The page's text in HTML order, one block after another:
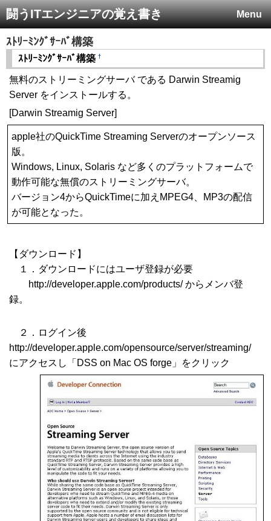
Menu
闘うITエンジニアの覚え書き
ｽﾄﾘｰﾐﾝｸﾞｻｰﾊﾞ構築
ｽﾄﾘｰﾐﾝｸﾞｻｰﾊﾞ構築 †
無料のストリーミングサーバ である Darwin Streamig
Server をインストールする。
[Darwin Streamig Server]
apple社のQuickTime Streaming Serverのオープンソース
版。
Windows, Linux, Solaris など多くのプラットフォームで
動作可能な無償のストリーミングサーバ。
バージョン4からQuickTimeに加えMPEG4、MP3の配信
が可能となった。
【ダウンロード】
１．ダウンロードにはユーザ登録が必要
http://developer.apple.com/products/ からメンバ登
録。
２．ログイン後
http://developer.apple.com/opensource/server/streaming/
にアクセスし「DSS on Mac OS forge」をクリック